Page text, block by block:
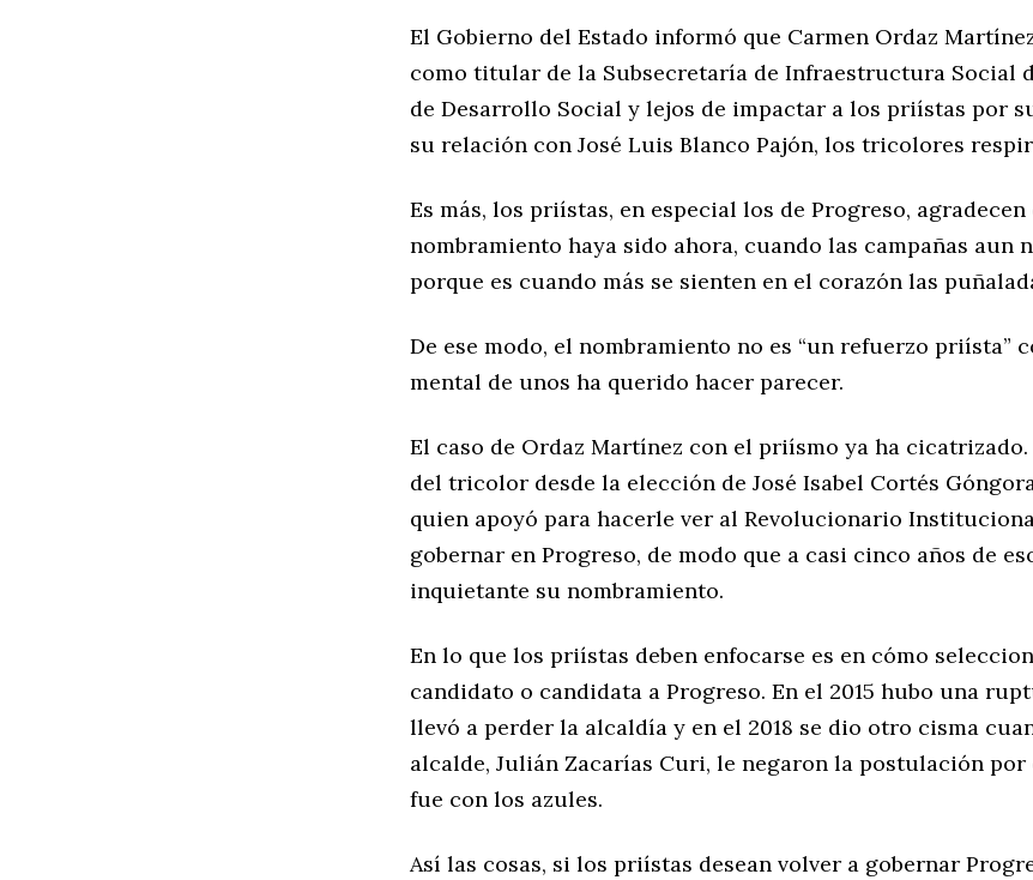
El Gobierno del Estado informó que Carmen Ordaz
como titular de la Subsecretaría de Infraestructura Social
de Desarrollo Social y lejos de impactar a los priístas por
su relación con José Luis Blanco Pajón, los tricolores
Es más, los priístas, en especial los de Progreso, agradecen
nombramiento haya sido ahora, cuando las campañas aun
porque es cuando más se sienten en el corazón las
De ese modo, el nombramiento no es “un refuerzo priísta”
mental de unos ha querido hacer parecer.
El caso de Ordaz Martínez con el priísmo ya ha
del tricolor desde la elección de José Isabel Cortés
quien apoyó para hacerle ver al Revolucionario
gobernar en Progreso, de modo que a casi cinco años de
inquietante su nombramiento.
En lo que los priístas deben enfocarse es en cómo
candidato o candidata a Progreso. En el 2015 hubo una
llevó a perder la alcaldía y en el 2018 se dio otro cisma
alcalde, Julián Zacarías Curi, le negaron la postulación
fue con los azules.
Así las cosas, si los priístas desean volver a gobernar